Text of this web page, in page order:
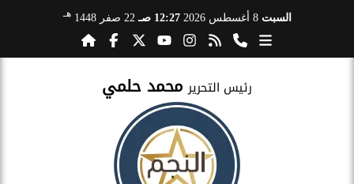
السبت 8 أغسطس 2026 12:27 صـ 22 صفر 1448 هـ
رئيس التحرير محمد حلمي